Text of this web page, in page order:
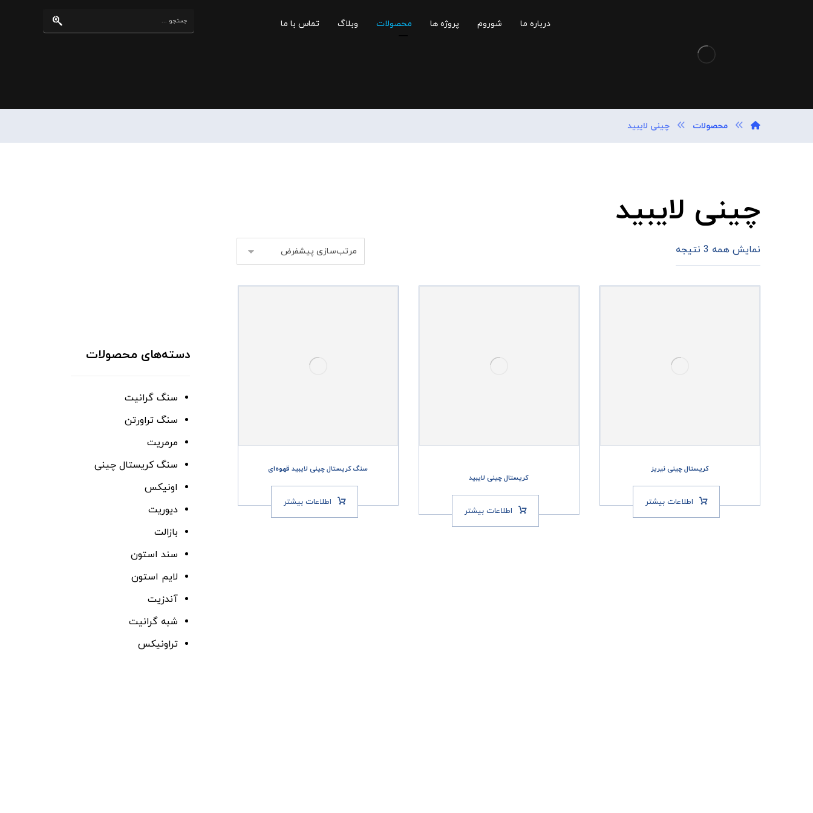
درباره ما شوروم پروژه ها محصولات وبلاگ تماس با ما
محصولات چینی لایبید
چینی لایبید
نمایش همه 3 نتیجه
کریستال چینی نیریز
اطلاعات بیشتر
کریستال چینی لایبید
اطلاعات بیشتر
سنگ کریستال چینی لایبید قهوه‌ای
اطلاعات بیشتر
دسته‌های محصولات
سنگ گرانیت
سنگ تراورتن
مرمریت
سنگ کریستال چینی
اونیکس
دیوریت
بازالت
سند استون
لایم استون
آندزیت
شبه گرانیت
تراونیکس